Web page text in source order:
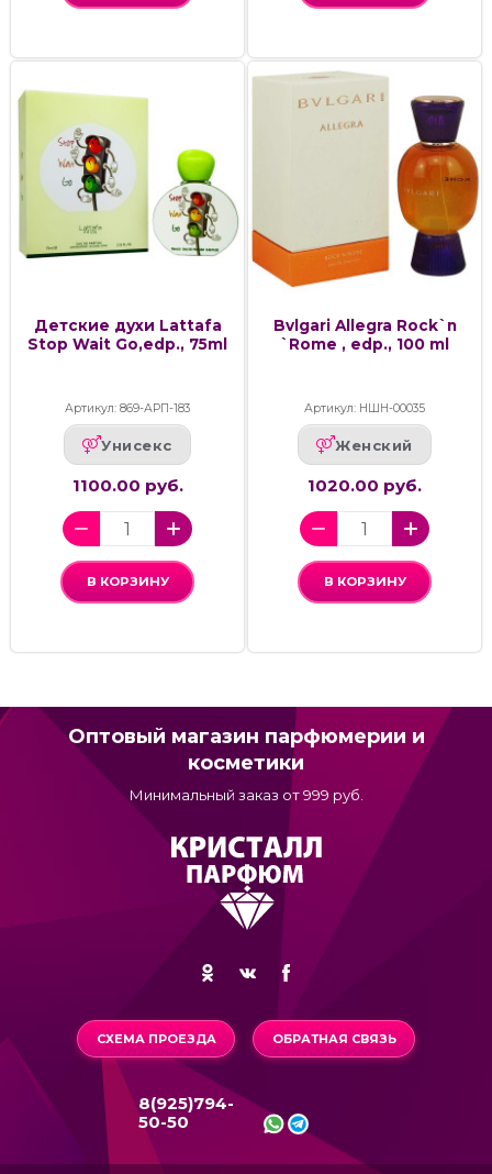
Детские духи Lattafa
Stop Wait Go,edp., 75ml
Артикул: 869-АРП-183
Унисекс
1100.00 руб.
В КОРЗИНУ
Bvlgari Allegra Rock`n
`Rome , edp., 100 ml
Артикул: НШН-00035
Женский
1020.00 руб.
В КОРЗИНУ
Оптовый магазин парфюмерии и
косметики
Минимальный заказ от 999 руб.
СХЕМА ПРОЕЗДА ОБРАТНАЯ СВЯЗЬ
8(925)794-
50-50